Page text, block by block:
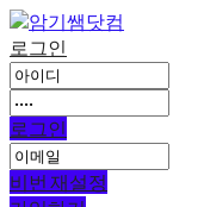
로그인
로그인
비번 재설정